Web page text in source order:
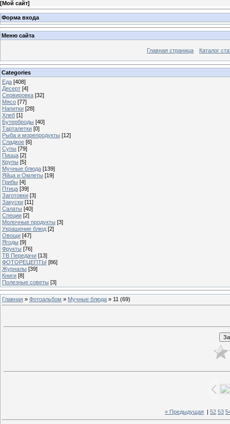
[Мой сайт]
Форма входа
Меню сайта
Главная страница Каталог
Categories
Еда [408]
Десерт [4]
Сервировка [32]
Мясо [77]
Напитки [28]
Хлеб [1]
Бутерброды [40]
Тарталетки [0]
Рыба и морепродукты [12]
Сладкое [6]
Супы [79]
Пицца [2]
Крупы [5]
Мучные блюда [139]
Яйца и Омлеты [19]
Грибы [4]
Птица [39]
Заготовки [3]
Закуски [11]
Салаты [40]
Специи [2]
Молочные продукты [3]
Украшение блюд [2]
Овощи [47]
Ягоды [9]
Фрукты [76]
ТВ Передачи [13]
ФОТОРЕЦЕПТЫ [86]
Журналы [39]
Книги [8]
Полезные советы [3]
Главная » Фотоальбом » Мучные блюда » 11 (69)
« Предыдущая 52 53